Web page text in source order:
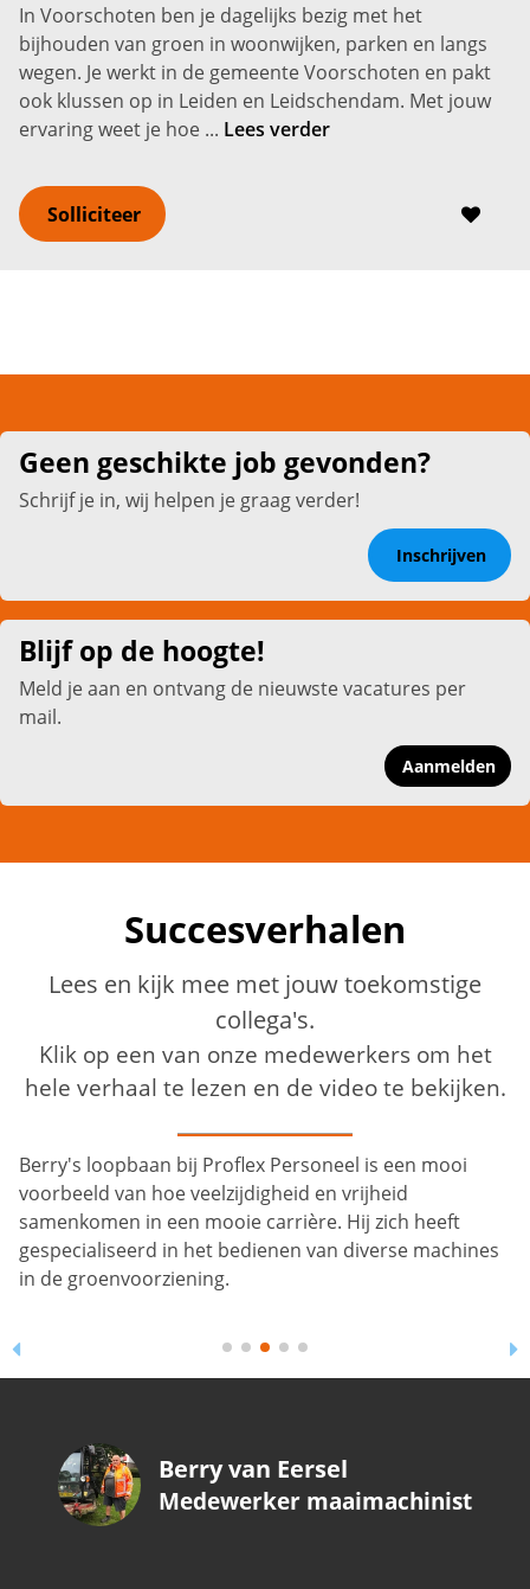
In Voorschoten ben je dagelijks bezig met het
bijhouden van groen in woonwijken, parken en langs
wegen. Je werkt in de gemeente Voorschoten en pakt
ook klussen op in Leiden en Leidschendam. Met jouw
ervaring weet je hoe ... Lees verder
Solliciteer
Geen geschikte job gevonden?
Schrijf je in, wij helpen je graag verder!
Inschrijven
Blijf op de hoogte!
Meld je aan en ontvang de nieuwste vacatures per
mail.
Aanmelden
Succesverhalen
Lees en kijk mee met jouw toekomstige
collega's.
Klik op een van onze medewerkers om het
hele verhaal te lezen en de video te bekijken.
Berry's loopbaan bij Proflex Personeel is een mooi
voorbeeld van hoe veelzijdigheid en vrijheid
samenkomen in een mooie carrière. Hij zich heeft
gespecialiseerd in het bedienen van diverse machines
in de groenvoorziening.
Berry van Eersel
Medewerker maaimachinist